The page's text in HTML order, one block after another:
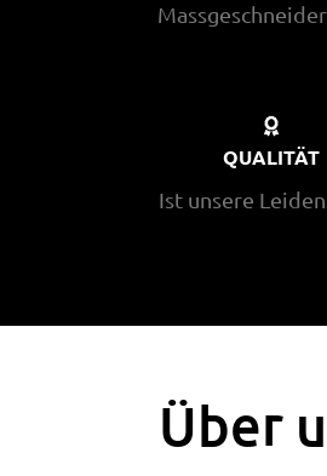
QUALITÄT
Ist unsere
Über